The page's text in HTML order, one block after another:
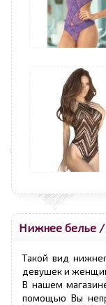
Нижнее белье /
Такой вид
девушек и
В нашем
помощью Вы